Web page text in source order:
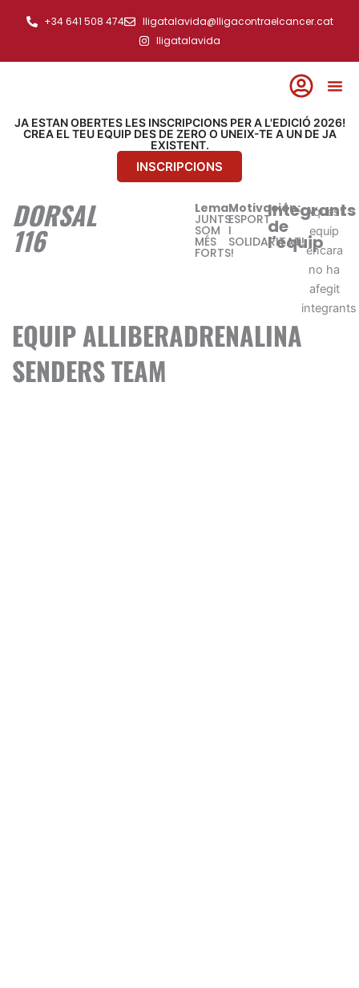
+34 641 508 474
lligatalavida@lligacontraelcancer.cat
lligatalavida
JA ESTAN OBERTES LES INSCRIPCIONS PER A L'EDICIÓ 2026!
CREA EL TEU EQUIP DES DE ZERO O UNEIX-TE A UN DE JA
EXISTENT.
INSCRIPCIONS
EQUIP ALLIBERADRENALINA
SENDERS TEAM
DORSAL
116
Lema:
JUNTS
SOM
MÉS
FORTS!
Motivación:
ESPORT
I
SOLIDARITAT!
Integrants
de
l'equip
Aquest
equip
encara
no ha
afegit
integrants